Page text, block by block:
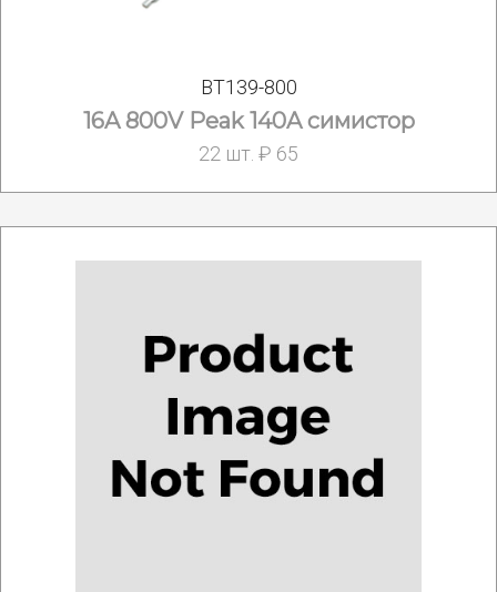
BT139-800
16A 800V Peak 140A симистор
22 шт. ₽ 65